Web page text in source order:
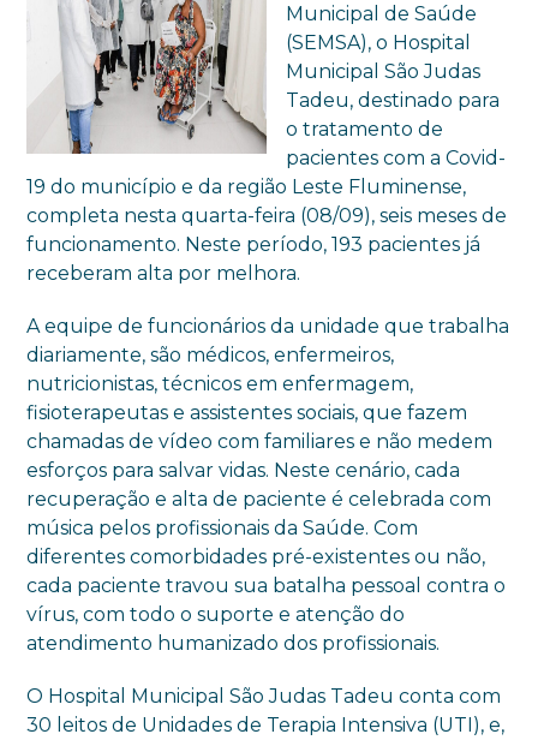
Municipal de Saúde
(SEMSA), o Hospital
Municipal São Judas
Tadeu, destinado para
o tratamento de
pacientes com a Covid-
19 do município e da região Leste Fluminense,
completa nesta quarta-feira (08/09), seis meses de
funcionamento. Neste período, 193 pacientes já
receberam alta por melhora.
A equipe de funcionários da unidade que trabalha
diariamente, são médicos, enfermeiros,
nutricionistas, técnicos em enfermagem,
fisioterapeutas e assistentes sociais, que fazem
chamadas de vídeo com familiares e não medem
esforços para salvar vidas. Neste cenário, cada
recuperação e alta de paciente é celebrada com
música pelos profissionais da Saúde. Com
diferentes comorbidades pré-existentes ou não,
cada paciente travou sua batalha pessoal contra o
vírus, com todo o suporte e atenção do
atendimento humanizado dos profissionais.
O Hospital Municipal São Judas Tadeu conta com
30 leitos de Unidades de Terapia Intensiva (UTI), e,